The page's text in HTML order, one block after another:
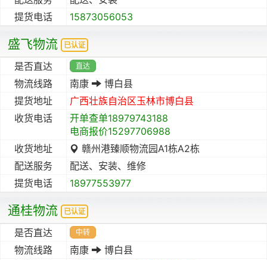
提货电话
15873056053
盛飞物流 已认证
是否直达 直达
物流线路 南康
博白县
提货地址
广西壮族自治区玉林市博白县
收货电话
开单查单18979743188
电商报价15297706988
收货地址
赣州港臻顺物流园A1栋A2栋
配送服务
配送、安装、维修
提货电话
18977553977
通桂物流 已认证
是否直达 中转
物流线路 南康
博白县